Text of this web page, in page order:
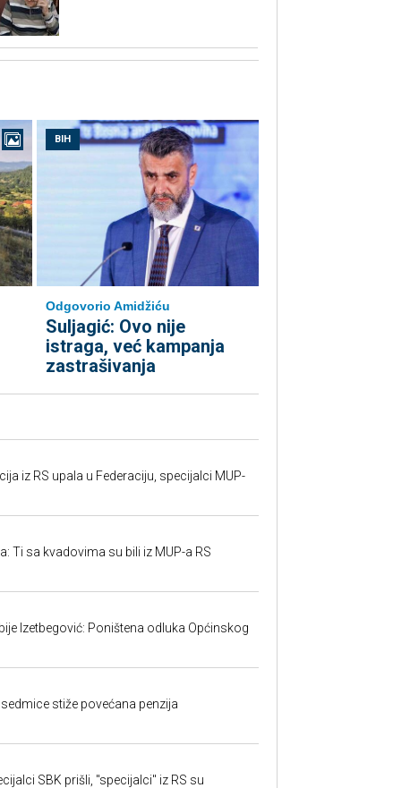
BIH
Odgovorio Amidžiću
Suljagić: Ovo nije
istraga, već kampanja
zastrašivanja
iz RS upala u Federaciju, specijalci MUP-
Ti sa kvadovima su bili iz MUP-a RS
Izetbegović: Poništena odluka Općinskog
stiže povećana penzija
SBK prišli, "specijalci" iz RS su